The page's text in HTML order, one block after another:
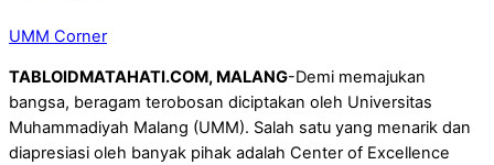
UMM Corner
TABLOIDMATAHATI.COM, MALANG-Demi memajukan
bangsa, beragam terobosan diciptakan oleh Universitas
Muhammadiyah Malang (UMM). Salah satu yang menarik dan
diapresiasi oleh banyak pihak adalah Center of Excellence